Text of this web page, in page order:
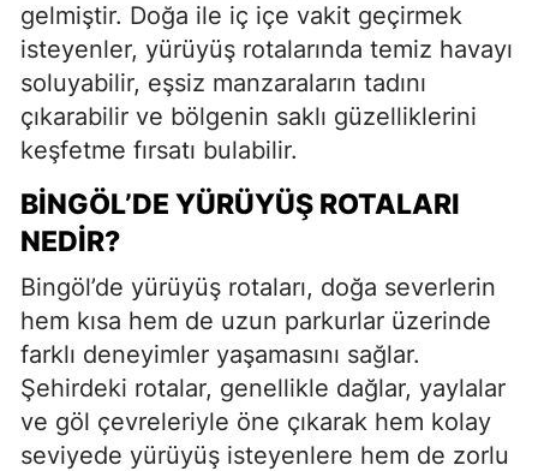
gelmiştir. Doğa ile iç içe vakit geçirmek
isteyenler, yürüyüş rotalarında temiz havayı
soluyabilir, eşsiz manzaraların tadını
çıkarabilir ve bölgenin saklı güzelliklerini
keşfetme fırsatı bulabilir.
BINGÖL’DE YÜRÜYÜŞ ROTALARI
NEDIR?
Bingöl’de yürüyüş rotaları, doğa severlerin
hem kısa hem de uzun parkurlar üzerinde
farklı deneyimler yaşamasını sağlar.
Şehirdeki rotalar, genellikle dağlar, yaylalar
ve göl çevreleriyle öne çıkarak hem kolay
seviyede yürüyüş isteyenlere hem de zorlu